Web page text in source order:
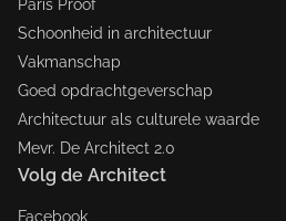
Paris Proof
Schoonheid in architectuur
Vakmanschap
Goed opdrachtgeverschap
Architectuur als culturele waarde
Mevr. De Architect 2.0
Volg de Architect
Facebook